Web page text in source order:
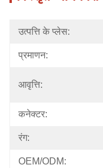
उत्पत्ति के प्लेस:
प्रमाणन:
आवृत्ति:
कनेक्टर:
रंग:
OEM/ODM: